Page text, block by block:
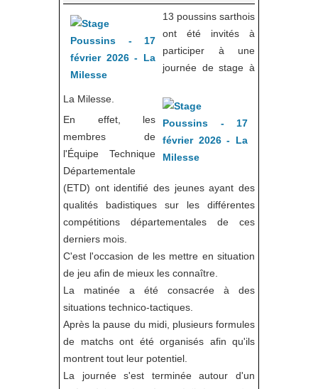
13 poussins sarthois
ont été invités à
participer à une
journée de stage à
La Milesse.
En effet, les
membres de
l'Équipe Technique
Départementale
(ETD) ont identifié des jeunes ayant des
qualités badistiques sur les différentes
compétitions départementales de ces
derniers mois.
C'est l'occasion de les mettre en situation
de jeu afin de mieux les connaître.
La matinée a été consacrée à des
situations technico-tactiques.
Après la pause du midi, plusieurs formules
de matchs ont été organisés afin qu'ils
montrent tout leur potentiel.
La journée s'est terminée autour d'un